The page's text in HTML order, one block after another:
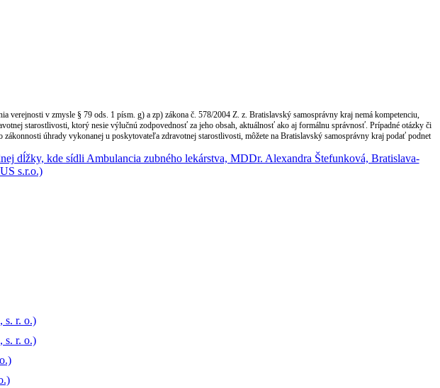
v zmysle § 79 ods. 1 písm. g) a zp) zákona č. 578/2004 Z. z. Bratislavský samosprávny kraj nemá kompetenciu,
starostlivosti, ktorý nesie výlučnú zodpovednosť za jeho obsah, aktuálnosť ako aj formálnu správnosť. Prípadné otázky či
úhrady vykonanej u poskytovateľa zdravotnej starostlivosti, môžete na Bratislavský samosprávny kraj podať podnet
s. r. o.)
s. r. o.)